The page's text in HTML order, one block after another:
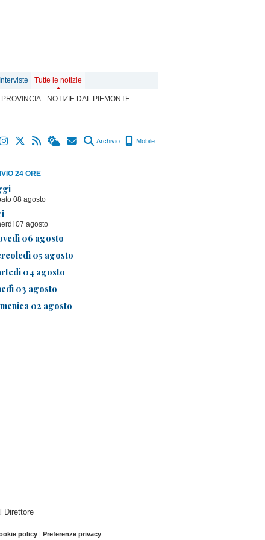
Interviste Tutte le notizie
PROVINCIA
NOTIZIE DAL PIEMONTE
Archivio Mobile
24 ORE
08 agosto
07 agosto
06 agosto
05 agosto
04 agosto
03 agosto
02 agosto
Direttore
policy | Preferenze privacy